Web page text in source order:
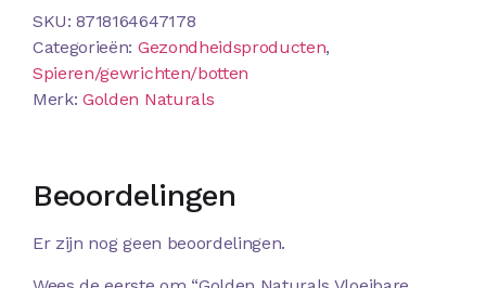
SKU:8718164647178
Categorieën: Gezondheidsproducten,
Spieren/gewrichten/botten
Merk:Golden Naturals
Beoordelingen
Er zijn nog geen beoordelingen.